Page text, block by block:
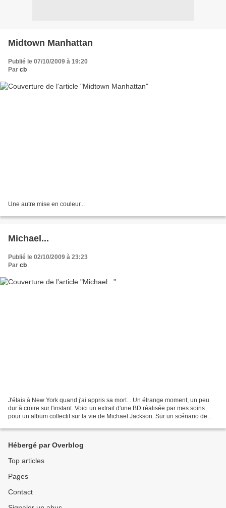
Midtown Manhattan
Publié le 07/10/2009 à 19:20
Par cb
Une autre mise en couleur...
Michael...
Publié le 02/10/2009 à 23:23
Par cb
J'étais à New York quand j'ai appris sa mort... Un étrange moment, un peu
dur à croire sur l'instant. Voici un extrait d'une BD réalisée par mes soins
pour un album collectif sur la vie de Michael Jackson. Sur un scénario de
Hébergé par Overblog
Top articles
Pages
Contact